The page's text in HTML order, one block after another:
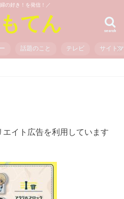
の好き！を発信！／
てん search
話題のこと テレビ サイト
イト広告を利用しています